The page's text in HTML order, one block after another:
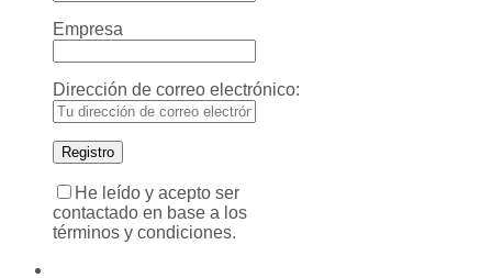
Empresa
Dirección de correo electrónico:
He leído y acepto ser
contactado en base a los
términos y condiciones.